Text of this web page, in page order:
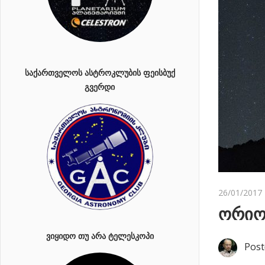
26/01/2017
ᲡᲐᲥᲐᲠᲗᲕᲔᲚᲝᲡ ᲐᲡᲢᲠᲝᲙᲚᲣᲑᲘᲡ ᲤᲔᲘᲡᲑᲣᲥ
ᲒᲕᲔᲠᲓᲘ
ᲕᲘᲧᲘᲓᲝ ᲗᲣ ᲐᲠᲐ ᲢᲔᲚᲔᲡᲙᲝᲞᲘ